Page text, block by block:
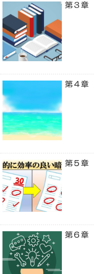
第３章
第４章
第５章
第６章